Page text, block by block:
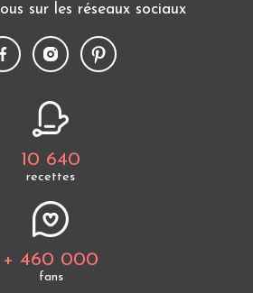
sur les réseaux sociaux
10 640
recettes
+ 460 000
fans